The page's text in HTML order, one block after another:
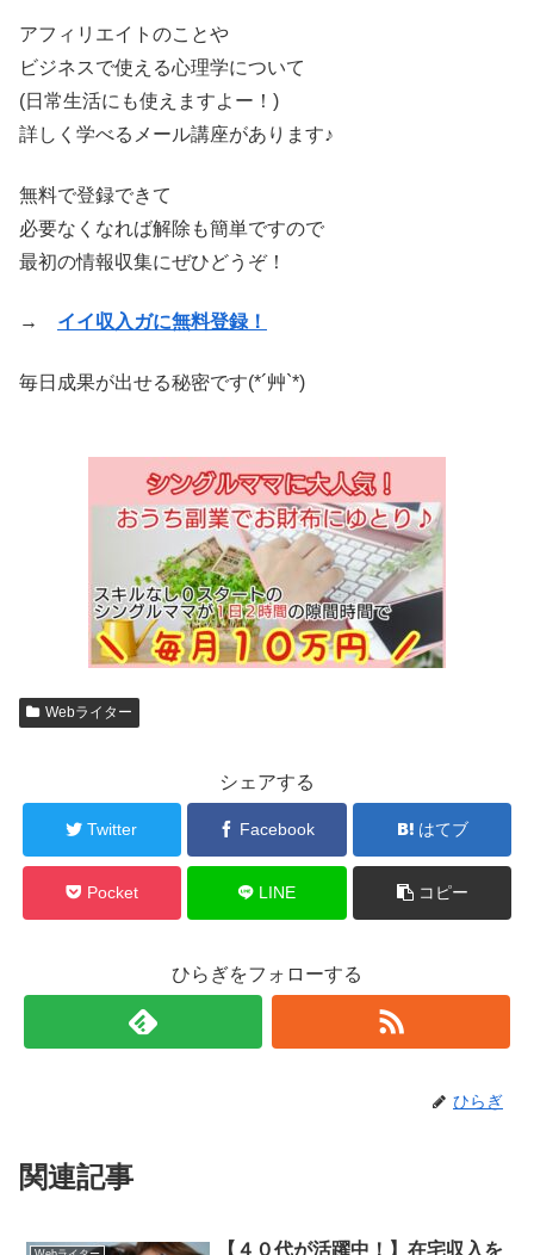
アフィリエイトのことや
ビジネスで使える心理学について
(日常生活にも使えますよー！)
詳しく学べるメール講座があります♪
無料で登録できて
必要なくなれば解除も簡単ですので
最初の情報収集にぜひどうぞ！
→ イイ収入ガに無料登録！
毎日成果が出せる秘密です(*´艸`*)
Webライター
シェアする
Twitter Facebook はてブ
Pocket LINE コピー
ひらぎをフォローする
ひらぎ
関連記事
【４０代が活躍中！】在宅収入を